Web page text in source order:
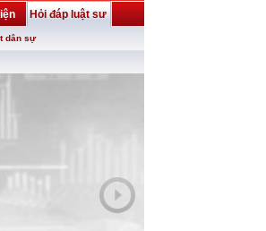
Hỏi đáp luật sư
dân sự